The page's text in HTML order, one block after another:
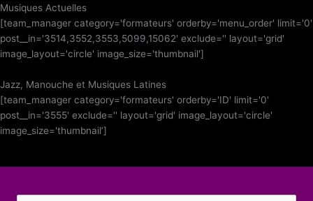
Musiques Actuelles
[team_manager category='formateurs' orderby='menu_order' limit='0'
post__in='3514,3552,3553,5099,15062' exclude='' layout='grid'
image_layout='circle' image_size='thumbnail']
Jazz, Manouche et Musiques Latines
[team_manager category='formateurs' orderby='ID' limit='0'
post__in='3555' exclude='' layout='grid' image_layout='circle'
image_size='thumbnail’]